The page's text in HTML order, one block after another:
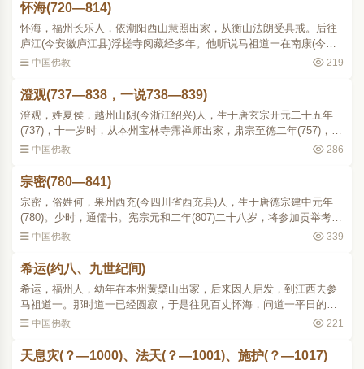
怀海(720—814)
怀海，福州长乐人，依潮阳西山慧照出家，从衡山法朗受具戒。后往
庐江(今安徽庐江县)浮槎寺阅藏经多年。他听说马祖道一在南康(今江
西赣县)开法，即前往参学，与西堂智藏同称入室。他侍奉道一六年，
中国佛教 219
澄观(737—838，一说738—839)
澄观，姓夏侯，越州山阴(今浙江绍兴)人，生于唐玄宗开元二十五年
(737)，十一岁时，从本州宝林寺霈禅师出家，肃宗至德二年(757)，从
妙善寺常照受具足戒。乾元年(758759)中依润州栖霞寺醴律师，学相
中国佛教 286
宗密(780—841)
宗密，俗姓何，果州西充(今四川省西充县)人，生于唐德宗建中元年
(780)。少时，通儒书。宪宗元和二年(807)二十八岁，将参加贡举考
试，偶然造谒荷泽神会系下的遂州大云寺道圆，言下相契，便从他出
中国佛教 339
希运(约八、九世纪间)
希运，福州人，幼年在本州黄檗山出家，后来因人启发，到江西去参
马祖道一。那时道一已经圆寂，于是往见百丈怀海，问道一平日的机
缘，怀海向他说起关于 竖拂被喝、三日耳聋的一段话。希运自称得见
中国佛教 221
天息灾(？—1000)、法天(？—1001)、施护(？—1017)